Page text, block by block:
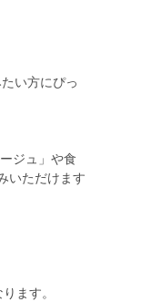
い方にぴっ
ジュ」や食
いただけます
ます。